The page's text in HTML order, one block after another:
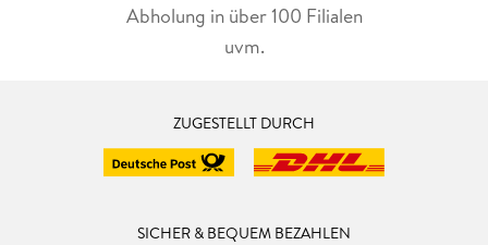
Abholung in über 100 Filialen
uvm.
ZUGESTELLT DURCH
SICHER & BEQUEM BEZAHLEN